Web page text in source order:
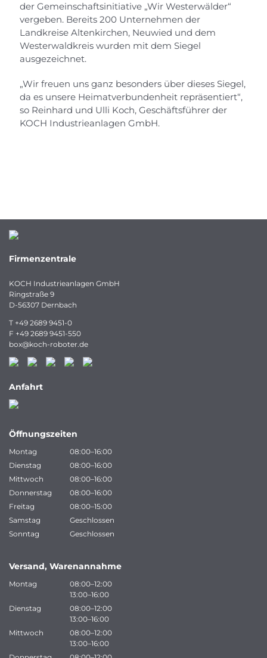
der Gemeinschaftsinitiative „Wir Westerwälder“
vergeben. Bereits 200 Unternehmen der
Landkreise Altenkirchen, Neuwied und dem
Westerwaldkreis wurden mit dem Siegel
ausgezeichnet.
„Wir freuen uns ganz besonders über dieses Siegel,
da es unsere Heimatverbundenheit repräsentiert“,
so Reinhard und Ulli Koch, Geschäftsführer der
KOCH Industrieanlagen GmbH.
Firmenzentrale
KOCH Industrieanlagen GmbH
Ringstraße 9
D-56307 Dernbach
T +49 2689 9451-0
F +49 2689 9451-550
box@koch-roboter.de
Anfahrt
Öffnungszeiten
Montag
08:00–16:00
Dienstag
08:00–16:00
Mittwoch
08:00–16:00
Donnerstag
08:00–16:00
Freitag
08:00–15:00
Samstag
Geschlossen
Sonntag
Geschlossen
Versand, Warenannahme
Montag
08:00–12:00
13:00–16:00
Dienstag
08:00–12:00
13:00–16:00
Mittwoch
08:00–12:00
13:00–16:00